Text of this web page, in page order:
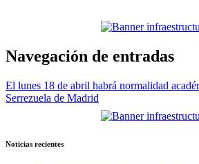
Navegación de entradas
El lunes 18 de abril habrá normalidad
Serrezuela de Madrid
Noticias recientes